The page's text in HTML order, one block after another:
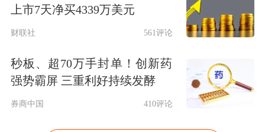
航班追踪网站“飞行雷达24”说，客机在
起飞后不到一分钟内从雷达屏幕上消
失。
现场画面显示，客机起飞不久后迅速下
上市7天净买4339万美元
财联社 561评论
秒板、超70万手封单！创新药
强势霸屏 三重利好持续发酵
券商中国 410评论